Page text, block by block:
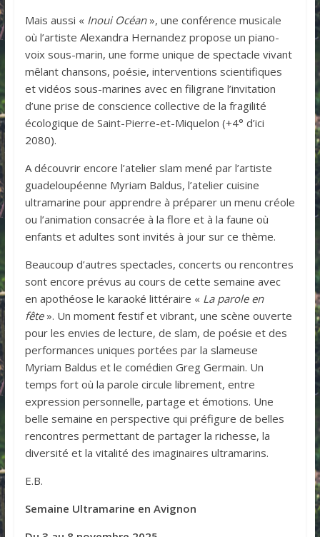
Mais aussi « Inoui Océan», une conférence musicale
où l’artiste Alexandra Hernandez propose un piano-
voix sous-marin, une forme unique de spectacle vivant
mêlant chansons, poésie, interventions scientifiques
et vidéos sous-marines avec en filigrane l’invitation
d’une prise de conscience collective de la fragilité
écologique de Saint-Pierre-et-Miquelon (+4° d’ici
2080).
A découvrir encore l’atelier slam mené par l’artiste
guadeloupéenne Myriam Baldus, l’atelier cuisine
ultramarine pour apprendre à préparer un menu créole
ou l’animation consacrée à la flore et à la faune où
enfants et adultes sont invités à jour sur ce thème.
Beaucoup d’autres spectacles, concerts ou rencontres
sont encore prévus au cours de cette semaine avec
en apothéose le karaoké littéraire « La parole en
fête». Un moment festif et vibrant, une scène ouverte
pour les envies de lecture, de slam, de poésie et des
performances uniques portées par la slameuse
Myriam Baldus et le comédien Greg Germain. Un
temps fort où la parole circule librement, entre
expression personnelle, partage et émotions. Une
belle semaine en perspective qui préfigure de belles
rencontres permettant de partager la richesse, la
diversité et la vitalité des imaginaires ultramarins.
E.B.
Semaine Ultramarine en Avignon